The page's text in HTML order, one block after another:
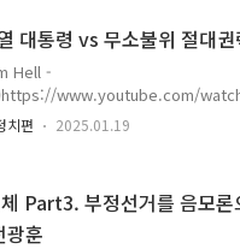
을 지켜야 한다고 주장하면서 집
석열 대통령을 지키기 위해서 그
자. 이들은 대통령을 팔아 슈퍼챗
기 위하여 모인 수많은 국민들을
대통령 vs 무소불위 절대
Hell -
www.youtube.com/
는 간첩만도 못하다. 그러나 이재명
를 해주고 있다. 이게 나라냐? 이번
하지만 그에 비해 이재명 당대표는
재판을 끊임없이 연기시키고 있다.
치편 2025.01.19
Part3. 부정선거를 음모론
광훈